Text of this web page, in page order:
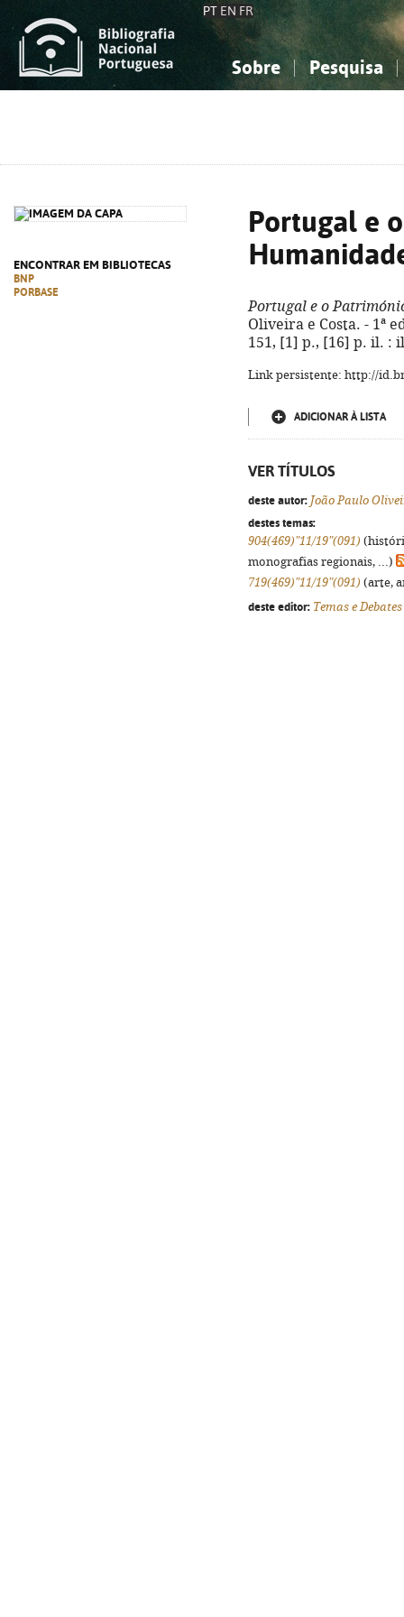
PT EN FR
Sobre Pesquisa
ENCONTRAR EM BIBLIOTECAS
BNP
PORBASE
Portugal e
Portugal e o
Oliveira e Costa. - 1ª
151, [1] p., [16] p. il. :
Link persistente: http://
ADICIONAR À LISTA
VER TÍTULOS
deste autor: João Paulo
destes temas:
904(469)"11/19"(091)
monografias regionais, ...)
719(469)"11/19"(091) (arte,
deste editor: Temas e Debates